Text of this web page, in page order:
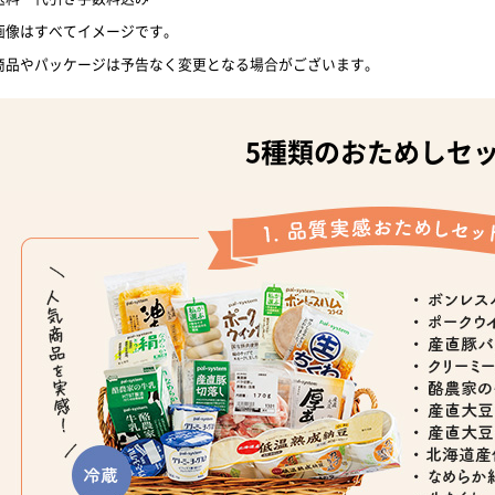
はすべてイメージです。
やパッケージは予告なく変更となる場合がございます。
5種類のおためしセ